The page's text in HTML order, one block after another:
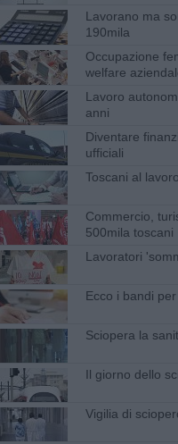
Lavorano ma
190mila
Occupazione
welfare
Lavoro
anni
Diventare
ufficiali
Toscani al
Commercio,
500mila toscani
Lavoratori
Ecco i bandi
Sciopera la
Il giorno dello
Vigilia di